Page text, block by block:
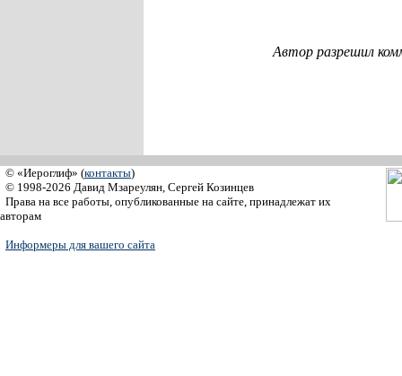
Автор разрешил
© «Иероглиф» (контакты)
© 1998-2026 Давид Мзареулян, Сергей Козинцев
Права на все работы, опубликованные на сайте, принадлежат их
авторам
Информеры для вашего сайта